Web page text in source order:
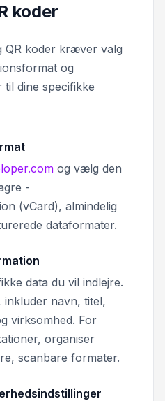
koder
QR koder kræver valg
og
til dine specifikke
og vælg den
-
(vCard), almindelig
dataformater.
data du vil indlejre.
navn, titel,
virksomhed. For
organiser
scanbare formater.